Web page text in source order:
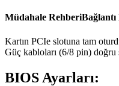
Müdahale RehberiBağlantı
Kartın PCIe slotuna tam
Güç kabloları (6/8 pin) doğru
BIOS Ayarları: